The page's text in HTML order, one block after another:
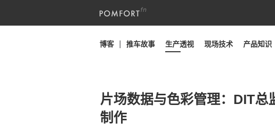
博客 推车故事 生产透视 现场技术 产品知识
片场数据与色彩管理：DIT总
制作